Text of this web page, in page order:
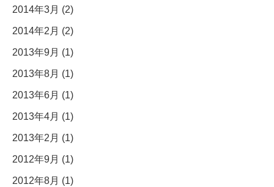
2014年3月 (2)
2014年2月 (2)
2013年9月 (1)
2013年8月 (1)
2013年6月 (1)
2013年4月 (1)
2013年2月 (1)
2012年9月 (1)
2012年8月 (1)